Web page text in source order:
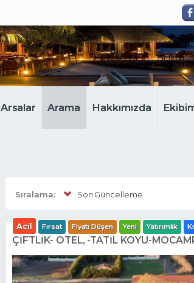
Arsalar Arama Hakkımızda
Sıralama: Son Güncelleme
Acil Fırsat Fiyatı Düşen Yeni Yatırımlık
ÇIFTLIK- OTEL, -TATIL KÖYÜ-